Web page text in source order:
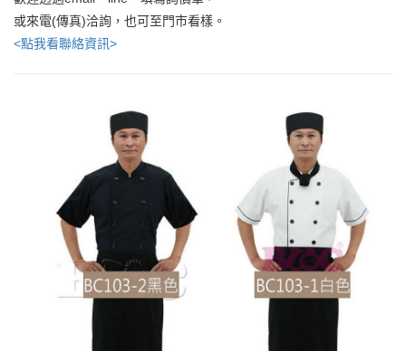
或來電(傳真)洽詢，也可至門市看樣。
<點我看聯絡資訊>